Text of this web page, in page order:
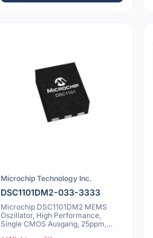
Microchip Technology Inc.
DSC1101DM2-033-3333
Microchip DSC1101DM2 MEMS
Oszillator, High Performance,
Single CMOS Ausgang, 25ppm,